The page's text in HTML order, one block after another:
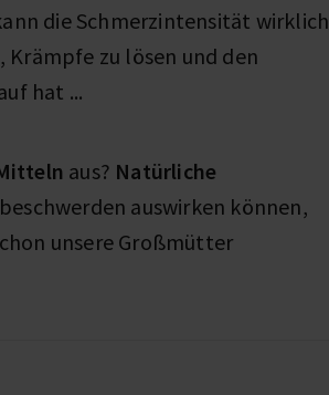
die Schmerzintensität wirklich
Krämpfe zu lösen und den
hat ...
aus? Natürliche
auswirken können,
unsere Großmütter